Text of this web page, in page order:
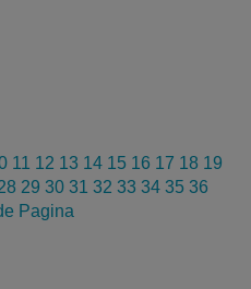
11 12 13 14 15 16 17 18 19
29 30 31 32 33 34 35 36
Pagina